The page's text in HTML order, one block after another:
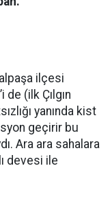
ilçesi
de (ilk Çılgın
yanında kist
geçirir bu
Ara ara sahalara
devesi ile